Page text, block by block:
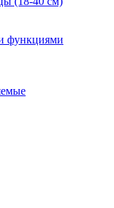
функциями